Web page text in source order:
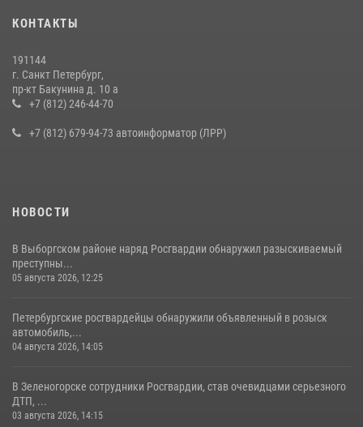
КОНТАКТЫ
191144
г. Санкт Петербург,
пр-кт Бакунина д. 10 а
+7 (812) 246-44-70
+7 (812) 679-94-73 автоинформатор (ЛРР)
НОВОСТИ
В Выборгском районе наряд Росгвардии обнаружил разыскиваемый
преступны...
05 августа 2026, 12:25
Петербургские росгвардейцы обнаружили объявленный в розыск
автомобиль,...
04 августа 2026, 14:05
В Зеленогорске сотрудники Росгвардии, став очевидцами серьезного
ДТП, ...
03 августа 2026, 14:15